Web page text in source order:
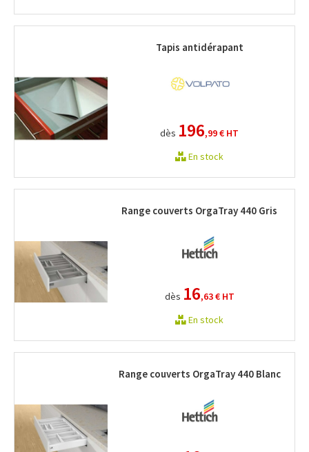
Tapis antidérapant
dès 196,99 € HT
En stock
Range couverts OrgaTray 440 Gris
dès 16,63 €HT
En stock
Range couverts OrgaTray 440 Blanc